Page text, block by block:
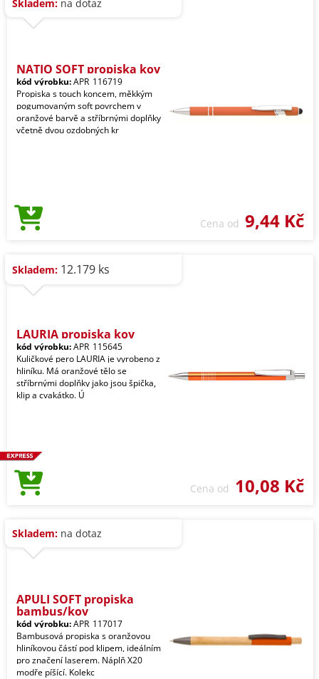
Skladem: na dotaz
NATIO SOFT propiska kov
kód výrobku:APR_116719
Propiska s touch koncem, měkkým
pogumovaným soft povrchem v
oranžové barvě a stříbrnými doplňky
včetně dvou ozdobných kr
Cena od 9,44 Kč
Skladem: 12.179 ks
LAURIA propiska kov
kód výrobku:APR_115645
Kuličkové pero LAURIA je vyrobeno z
hliníku. Má oranžové tělo se
stříbrnými doplňky jako jsou špička,
klip a cvakátko. Ú
Cena od 10,08 Kč
Skladem: na dotaz
APULI SOFT propiska
bambus/kov
kód výrobku:APR_117017
Bambusová propiska s oranžovou
hliníkovou částí pod klipem, ideálním
pro značení laserem. Náplň X20
modře píšící. Kolekc